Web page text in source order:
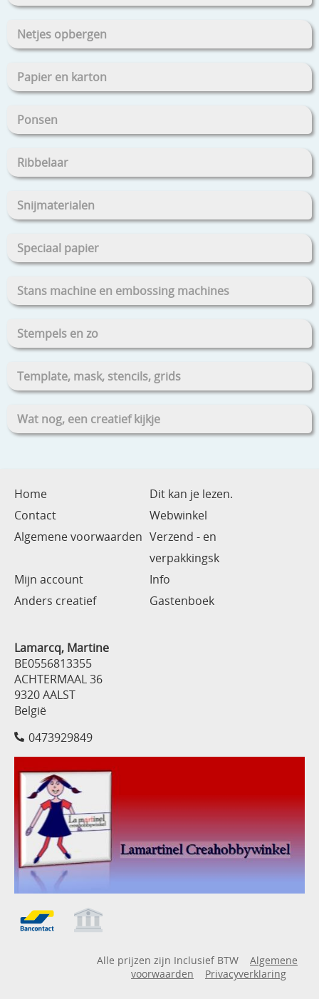
Netjes opbergen
Papier en karton
Ponsen
Ribbelaar
Snijmaterialen
Speciaal papier
Stans machine en embossing machines
Stempels en zo
Template, mask, stencils, grids
Wat nog, een creatief kijkje
Home
Dit kan je lezen.
Contact
Webwinkel
Algemene voorwaarden Verzend - en
verpakkingsk
Mijn account
Info
Anders creatief
Gastenboek
Lamarcq, Martine
BE0556813355
ACHTERMAAL 36
9320 AALST
België
0473929849
Alle prijzen zijn Inclusief BTW
Algemene
voorwaarden
Privacyverklaring